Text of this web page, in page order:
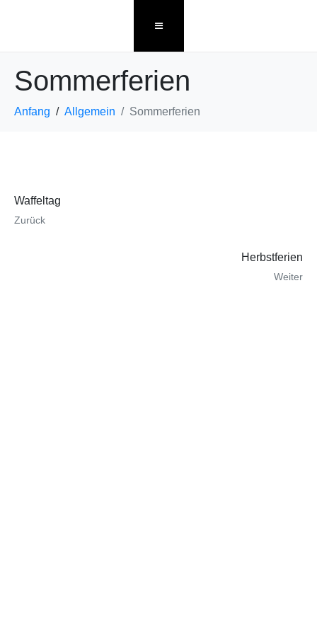
Sommerferien
Anfang Allgemein Sommerferien
Waffeltag
Zurück
Herbstferien
Weiter